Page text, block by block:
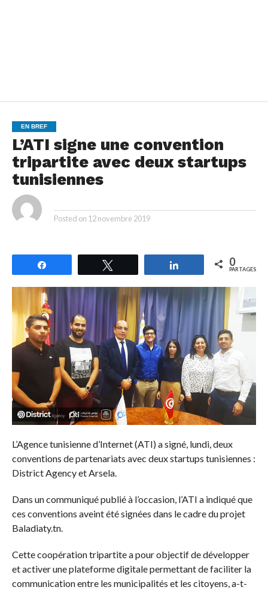
EN BREF
L’ATI signe une convention
tripartite avec deux startups
tunisiennes
Posted on 12 novembre 2019
Partagez 0
PARTAGES
L’Agence tunisienne d’Internet (ATI) a signé, lundi, deux
conventions de partenariats avec deux startups tunisiennes :
District Agency et Arsela.
Dans un communiqué publié à l’occasion, l’ATI a indiqué que
ces conventions aveint été signées dans le cadre du projet
Baladiaty.tn.
Cette coopération tripartite a pour objectif de développer
et activer une plateforme digitale permettant de faciliter la
communication entre les municipalités et les citoyens, a-t-